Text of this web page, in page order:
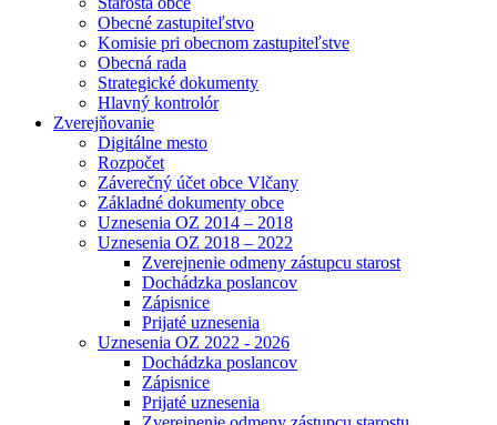
Obecné zastupiteľstvo
Komisie pri obecnom zastupiteľstve
Obecná rada
Strategické dokumenty
Hlavný kontrolór
Zverejňovanie
Digitálne mesto
Rozpočet
Záverečný účet obce Vlčany
Základné dokumenty obce
Uznesenia OZ 2014 – 2018
Uznesenia OZ 2018 – 2022
Zverejnenie odmeny zástupcu starost
Dochádzka poslancov
Zápisnice
Prijaté uznesenia
Uznesenia OZ 2022 - 2026
Dochádzka poslancov
Zápisnice
Prijaté uznesenia